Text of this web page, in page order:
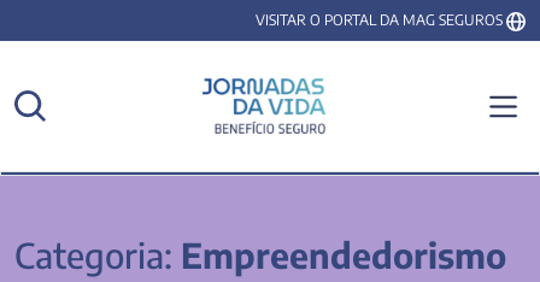
VISITAR O PORTAL DA MAG SEGUROS
Categoria: Empreendedorismo